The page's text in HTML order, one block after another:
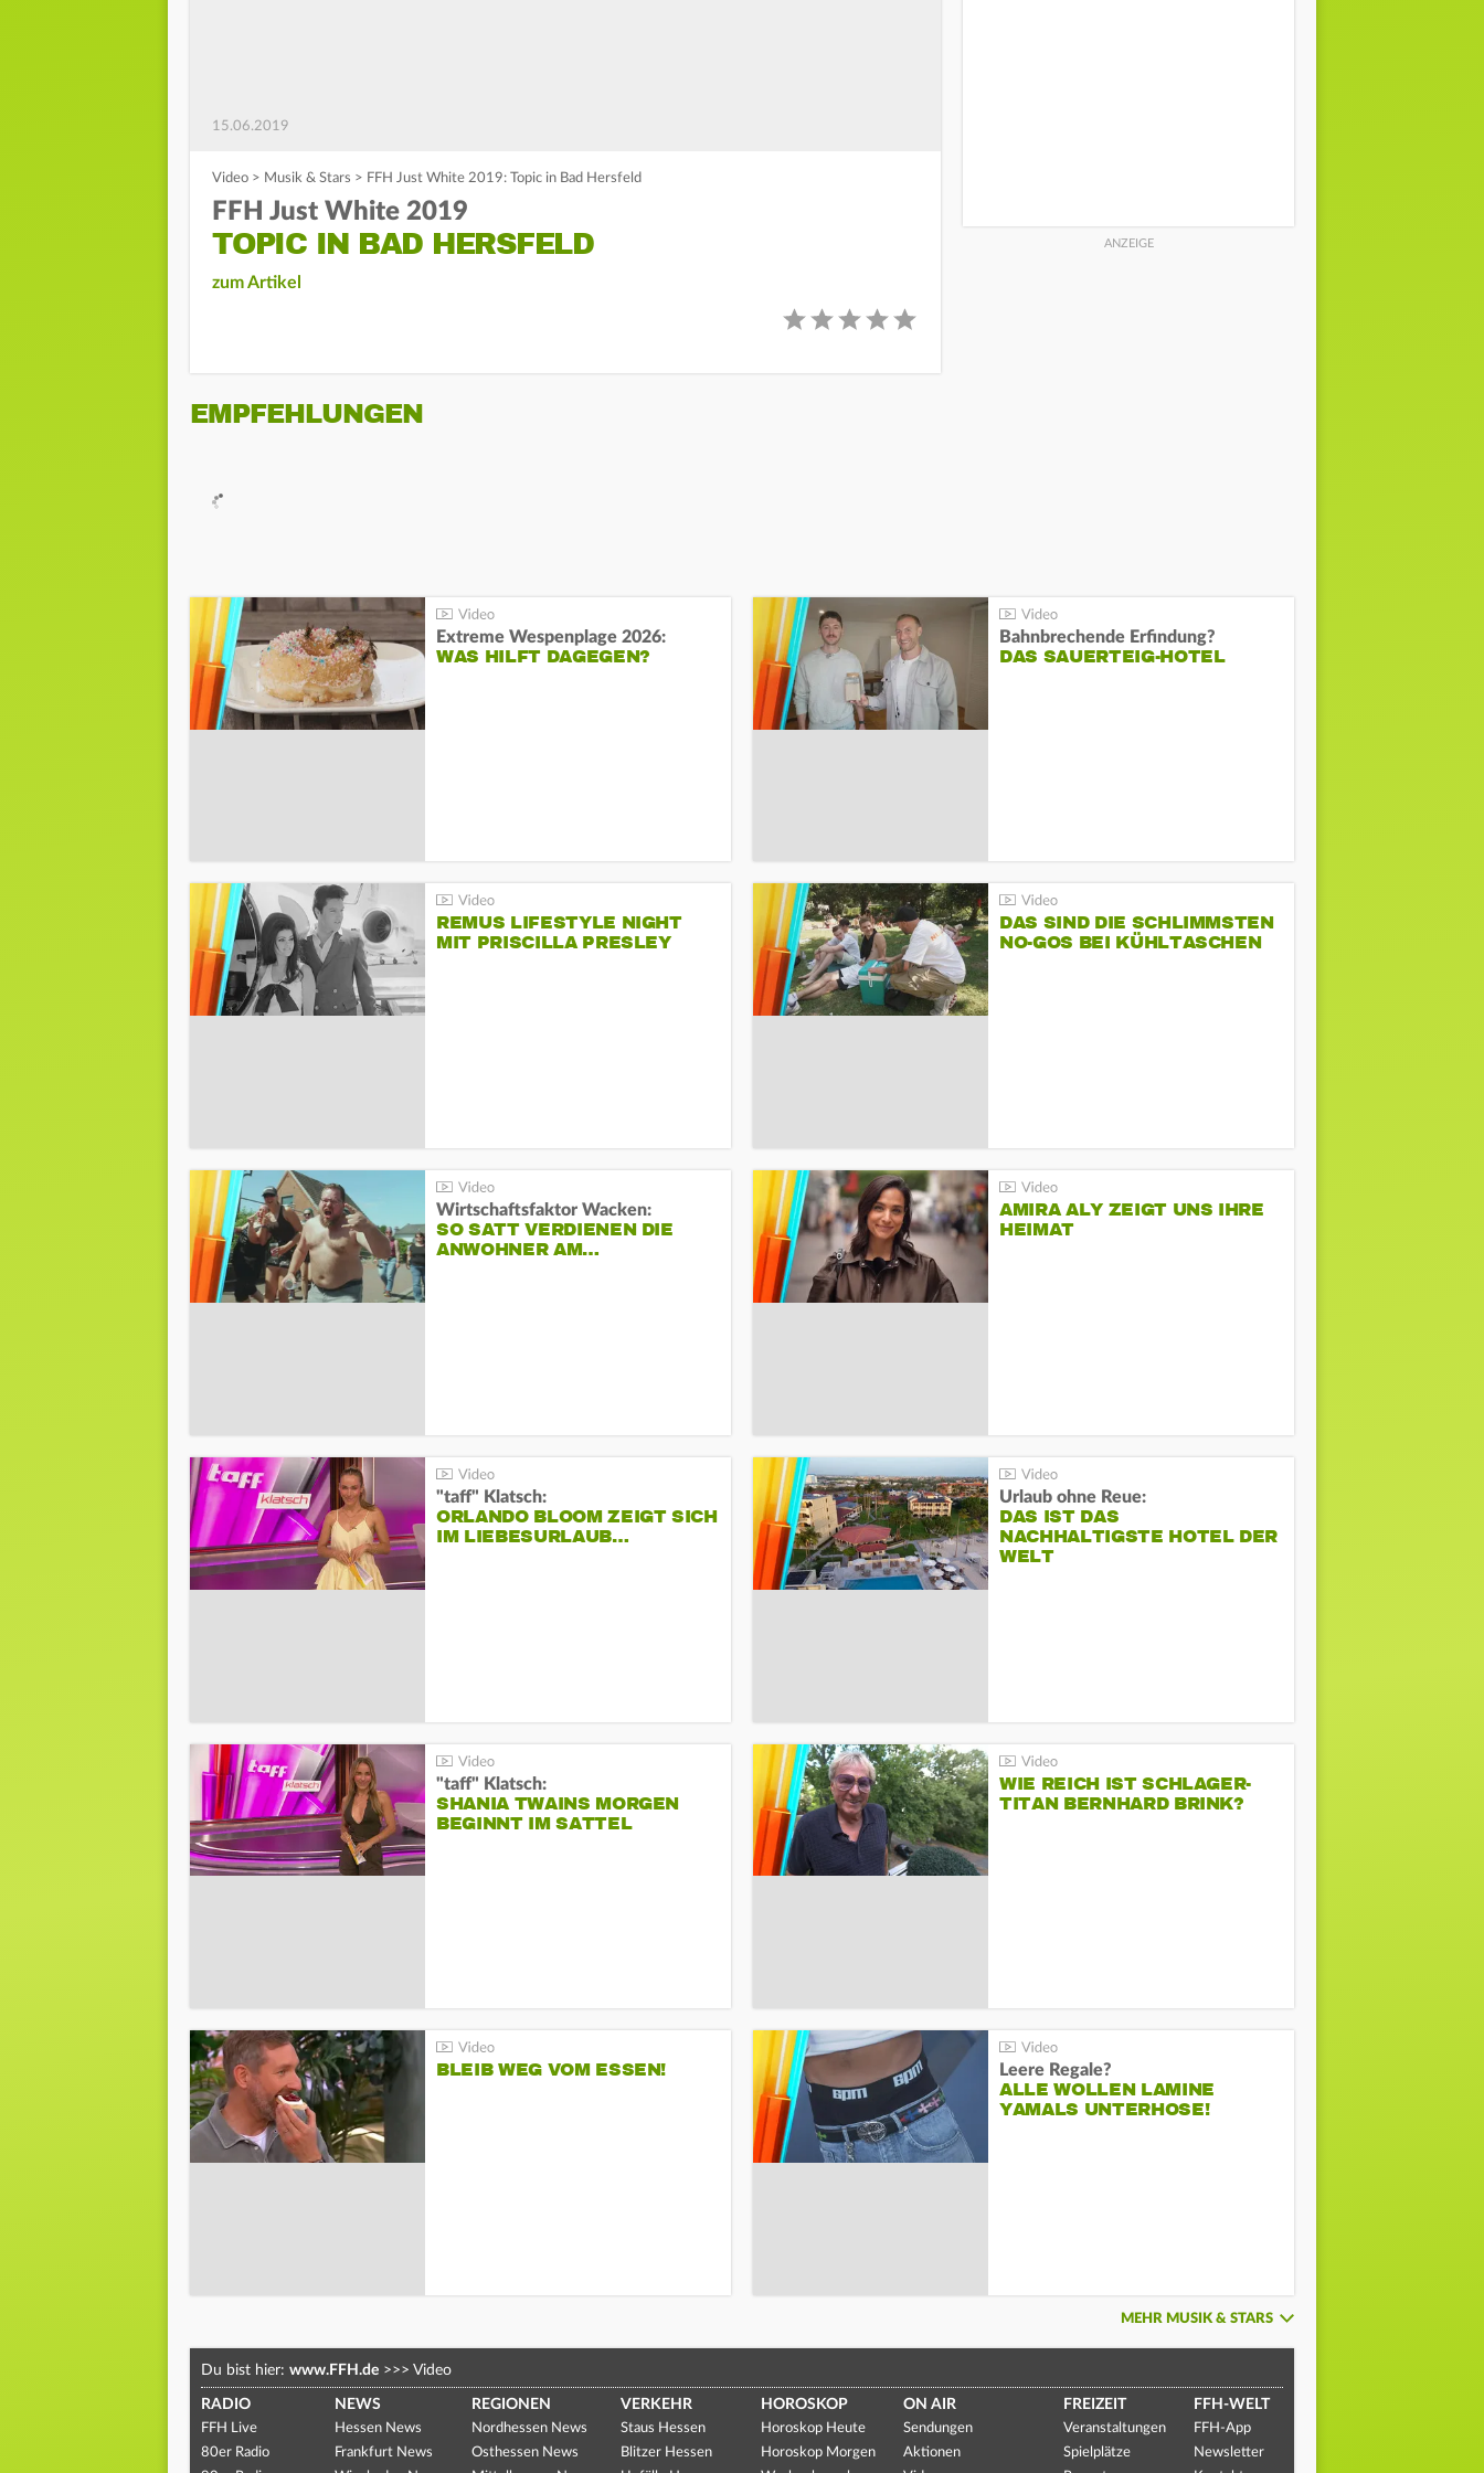
15.06.2019
Video > Musik & Stars > FFH Just White 2019: Topic in Bad Hersfeld
FFH Just White 2019
TOPIC IN BAD HERSFELD
zum Artikel
EMPFEHLUNGEN
Extreme Wespenplage 2026:
WAS HILFT DAGEGEN?
Bahnbrechende Erfindung?
DAS SAUERTEIG-HOTEL
REMUS LIFESTYLE NIGHT
MIT PRISCILLA PRESLEY
DAS SIND DIE SCHLIMMSTEN
NO-GOS BEI KÜHLTASCHEN
Wirtschaftsfaktor Wacken:
SO SATT VERDIENEN DIE
ANWOHNER AM…
AMIRA ALY ZEIGT UNS IHRE
HEIMAT
"taff" Klatsch:
ORLANDO BLOOM ZEIGT SICH
IM LIEBESURLAUB…
Urlaub ohne Reue:
DAS IST DAS
NACHHALTIGSTE HOTEL DER
WELT
"taff" Klatsch:
SHANIA TWAINS MORGEN
BEGINNT IM SATTEL
WIE REICH IST SCHLAGER-
TITAN BERNHARD BRINK?
BLEIB WEG VOM ESSEN! Leere Regale?
ALLE WOLLEN LAMINE
YAMALS UNTERHOSE!
MEHR MUSIK & STARS
Du bist hier: www.FFH.de >>> Video
RADIO
FFH Live
80er Radio
NEWS
Hessen News
Frankfurt News
REGIONEN
Nordhessen News
Osthessen News
VERKEHR
Staus Hessen
Blitzer Hessen
HOROSKOP
Horoskop Heute
Horoskop Morgen
ON AIR
Sendungen
Aktionen
FREIZEIT
Veranstaltungen
Spielplätze
FFH-WELT
FFH-App
Newsletter